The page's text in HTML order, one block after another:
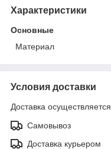
Характеристики
Основные
Материал
Условия доставки
Доставка
Самовывоз
Доставка курьером